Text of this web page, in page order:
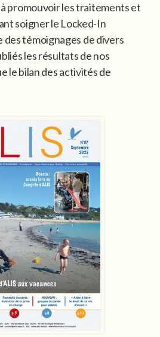
promouvoir les traitements et
soigner le Locked-In
témoignages de divers
les résultats de nos
le bilan des activités de